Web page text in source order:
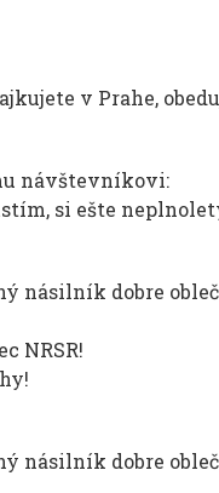
v Prahe,
návštevníkovi:
si ešte
násilník dobre
NRSR!
násilník dobre